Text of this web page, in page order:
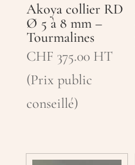
Akoya collier RD
Ø 5 à 8 mm –
Tourmalines
CHF 375.00 HT
(Prix public
conseillé)